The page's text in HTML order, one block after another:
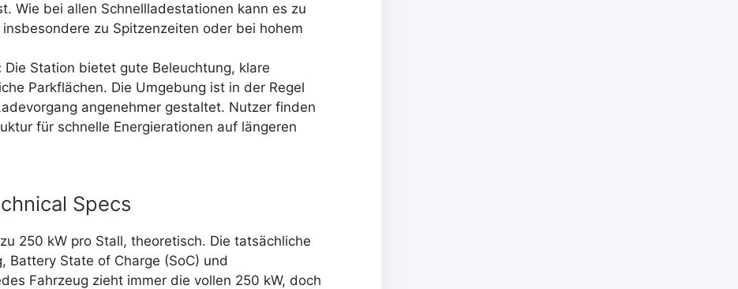
Wie bei allen Schnellladestationen kann es zu
zu Spitzenzeiten oder bei hohem
Die Station bietet gute Beleuchtung, klare
Parkflächen. Die Umgebung ist in der Regel
angenehmer gestaltet. Nutzer finden
für schnelle Energierationen auf längeren
Specs
250 kW pro Stall, theoretisch. Die tatsächliche
Battery State of Charge (SoC) und
Fahrzeug zieht immer die vollen 250 kW, doch